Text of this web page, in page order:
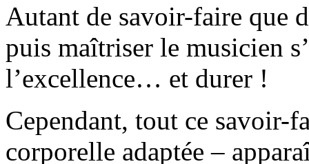
Autant de savoir-faire que
puis maîtriser le musicien
l’excellence… et durer !
Cependant, tout ce savoir-
corporelle adaptée –